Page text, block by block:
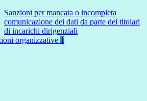
Sanzioni per mancata o incompleta
comunicazione dei dati da parte dei titolari
di incarichi dirigenziali
organizzative 1